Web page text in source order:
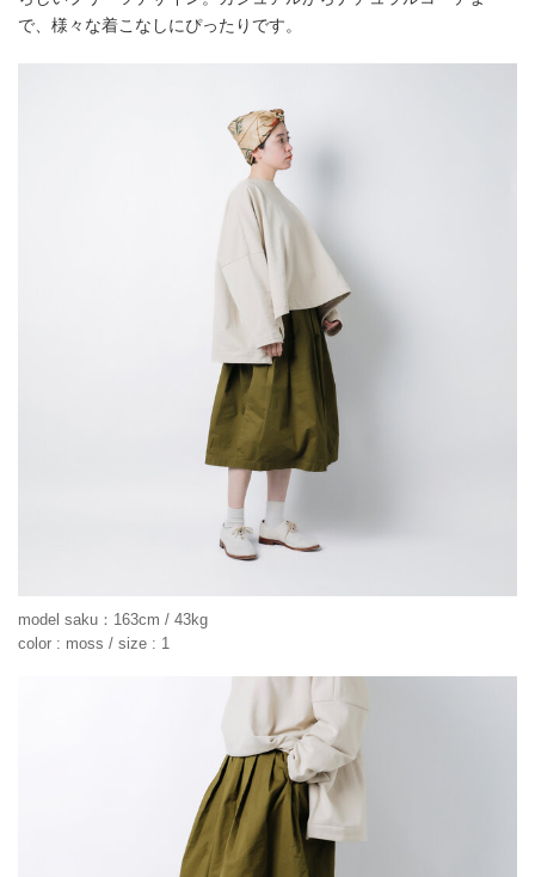
で、様々な着こなしにぴったりです。
model saku：163cm / 43kg
color : moss / size : 1